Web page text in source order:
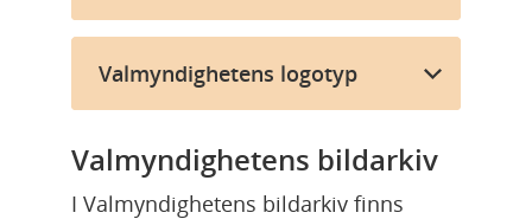
Valmyndighetens logotyp
Valmyndighetens bildarkiv
I Valmyndighetens bildarkiv finns